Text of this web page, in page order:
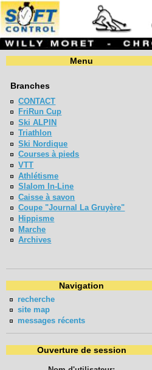
Menu
Branches
CONTACT
FriRun Cup
Ski ALPIN
Triathlon
Ski Nordique
Courses à pieds
VTT
Athlétisme
Slalom In-Line
Caisse à savon
Coupe "Journal La Gruyère"
Hippisme
Marche
Archives
Navigation
recherche
site map
messages récents
Ouverture de session